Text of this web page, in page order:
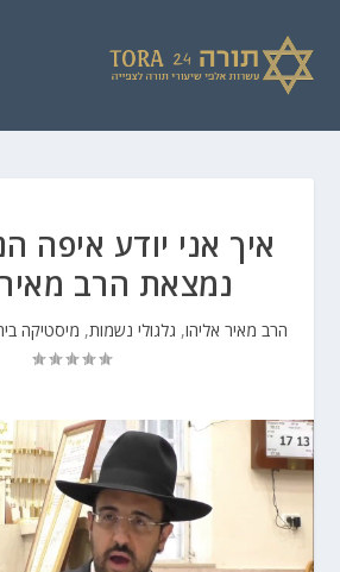
איך אני יודע איפה
נמצאת הרב מאיר
הרב מאיר אליהו, גלגולי נשמות, מיסטיקה